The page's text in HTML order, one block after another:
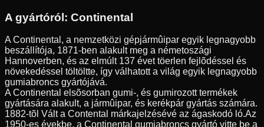
A gyártóról: Continental
A Continental, a nemzetközi gépjármûipar egyik legnagyobb
beszállítója, 1871-ben alakult meg a németoszági
Hannoverben, és az elmúlt 137 évet töerlen fejlõdéssel és
növekedéssel töltöltte, így válhatott a világ egyik legnagyobb
gumiabroncs gyártójává.
A Continental elsõsorban gumi-, és gumirozott termékek
gyártására alakult, a jármûipar, és kerékpár gyártás számára.
1882-tõl Vált a Contental márkajelzésévé az ágaskodó ló.Az
1950-es évekbe, a Continental gumiabroncs gyártó vitte be a